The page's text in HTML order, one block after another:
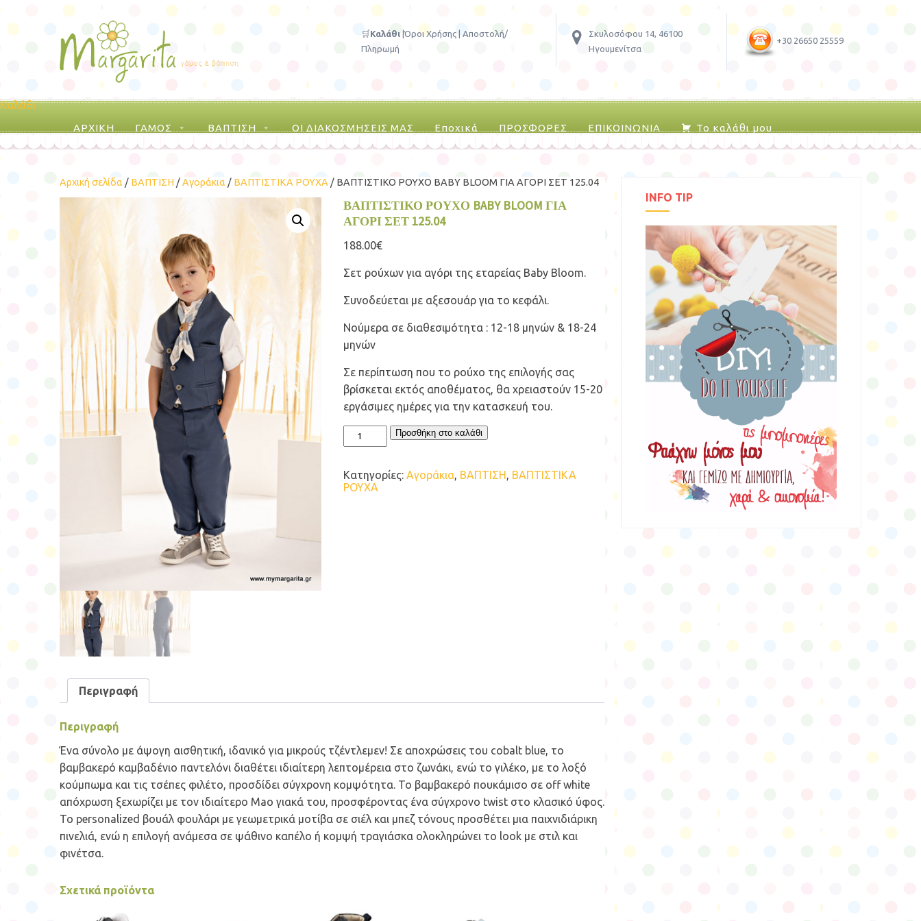
🛒Καλάθι |Όροι Χρήσης
Αποστολή/
Πληρωμή
Σκυλοσόφου 14, 46100
Ηγουμενίτσα
+30 26650 25559
Καλάθι
ΑΡΧΙΚΗ ΓΑΜΟΣ ΒΑΠΤΙΣΗ ΟΙ ΔΙΑΚΟΣΜΗΣΕΙΣ ΜΑΣ Εποχικά ΠΡΟΣΦΟΡΕΣ ΕΠΙΚΟΙΝΩΝΙΑ Το καλάθι μου
Αρχική σελίδα / ΒΑΠΤΙΣΗ /Αγοράκια / ΒΑΠΤΙΣΤΙΚΑ ΡΟΥΧΑ / ΒΑΠΤΙΣΤΙΚΟ ΡΟΥΧΟ BABY BLOOM ΓΙΑ ΑΓΟΡΙ ΣΕΤ 125.04
ΒΑΠΤΙΣΤΙΚΟ ΡΟΥΧΟ BABY BLOOM ΓΙΑ
ΑΓΟΡΙ ΣΕΤ 125.04
188.00€
Σετ ρούχων για αγόρι της εταρείας Baby Bloom.
Συνοδεύεται με αξεσουάρ για το κεφάλι.
Νούμερα σε διαθεσιμότητα : 12-18 μηνών & 18-24
μηνών
Σε περίπτωση που το ρούχο της επιλογής σας
βρίσκεται εκτός αποθέματος, θα χρειαστούν 15-20
εργάσιμες ημέρες για την κατασκευή του.
ΒΑΠΤΙΣΤΙΚΟ
ΡΟΥΧΟ
BLOOM
ΓΙΑ
ΑΓΟΡΙ
Προσθήκη στο καλάθι
Κατηγορίες: Αγοράκια, ΒΑΠΤΙΣΗ , ΒΑΠΤΙΣΤΙΚΑ
ΡΟΥΧΑ
Περιγραφή
Περιγραφή
Ένα σύνολο με άψογη αισθητική, ιδανικό για μικρούς τζέντλεμεν! Σε αποχρώσεις του cobalt blue, το
βαμβακερό καμβαδένιο παντελόνι διαθέτει ιδιαίτερη λεπτομέρεια στο ζωνάκι, ενώ το γιλέκο, με το λοξό
κούμπωμα και τις τσέπες φιλέτο, προσδίδει σύγχρονη κομψότητα. Το βαμβακερό πουκάμισο σε off white
απόχρωση ξεχωρίζει με τον ιδιαίτερο Mao γιακά του, προσφέροντας ένα σύγχρονο twist στο κλασικό ύφος.
Το personalized βουάλ φουλάρι με γεωμετρικά μοτίβα σε σιέλ και μπεζ τόνους προσθέτει μια παιχνιδιάρικη
πινελιά, ενώ η επιλογή ανάμεσα σε ψάθινο καπέλο ή κομψή τραγιάσκα ολοκληρώνει το look με στιλ και
φινέτσα.
Σχετικά προϊόντα
INFO TIP